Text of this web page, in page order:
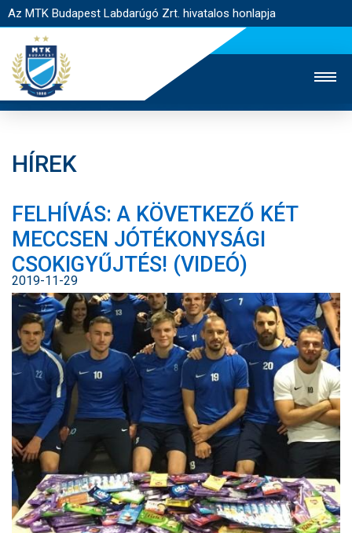
Az MTK Budapest Labdarúgó Zrt. hivatalos honlapja
JEGYÉRTÉKESÍTÉS
WEBSHOP
STADION
EGYESÜLET
KAPCSOLAT
NYITÓLAP
HÍREK
CSAPATOK
MÉRKŐZÉSEK
KLUB
GALÉRIA
SZURKOLÓI ÉLMÉNYEK
AKKREDITÁCIÓ
HÍREK
FELHÍVÁS: A KÖVETKEZŐ KÉT
MECCSEN JÓTÉKONYSÁGI
CSOKIGYŰJTÉS! (VIDEÓ)
2019-11-29